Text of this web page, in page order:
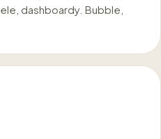
dashboardy. Bubble,